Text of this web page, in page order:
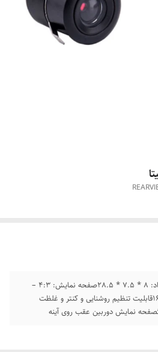
ابعاد: 8 * 7.5 * 28.5صفحه نمایش: 4:3 –
16:9قابلیت تنظیم روشنایی و کنتر و غلظت
نمایش دوربین عقب روی آینه